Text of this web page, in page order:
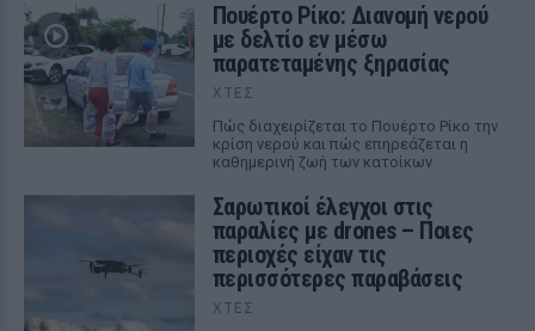
Πουέρτο Ρίκο: Διανομή νερού
με δελτίο εν μέσω
παρατεταμένης ξηρασίας
ΧΤΕΣ
Πώς διαχειρίζεται το Πουέρτο Ρίκο την
κρίση νερού και πώς επηρεάζεται η
καθημερινή ζωή των κατοίκων
Σαρωτικοί έλεγχοι στις
παραλίες με drones – Ποιες
περιοχές είχαν τις
περισσότερες παραβάσεις
ΧΤΕΣ